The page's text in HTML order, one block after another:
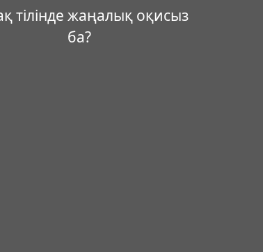
тілінде жаңалық оқисыз
ба?